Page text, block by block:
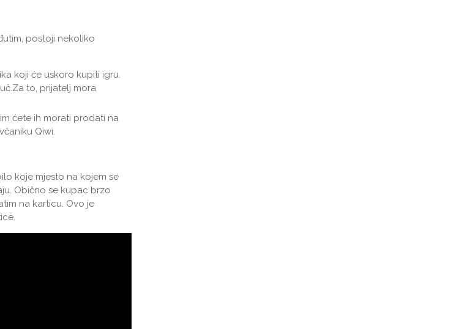
postoji nekoliko
koji će uskoro kupiti igru.
to, prijatelj mora
ćete ih morati prodati na
Qiwi.
koje mjesto na kojem se
Obično se kupac brzo
na karticu. Ovo je